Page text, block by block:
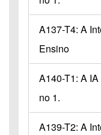
A137-T4: A
Ensino
A140-T1: A
no 1.
A139-T2: A